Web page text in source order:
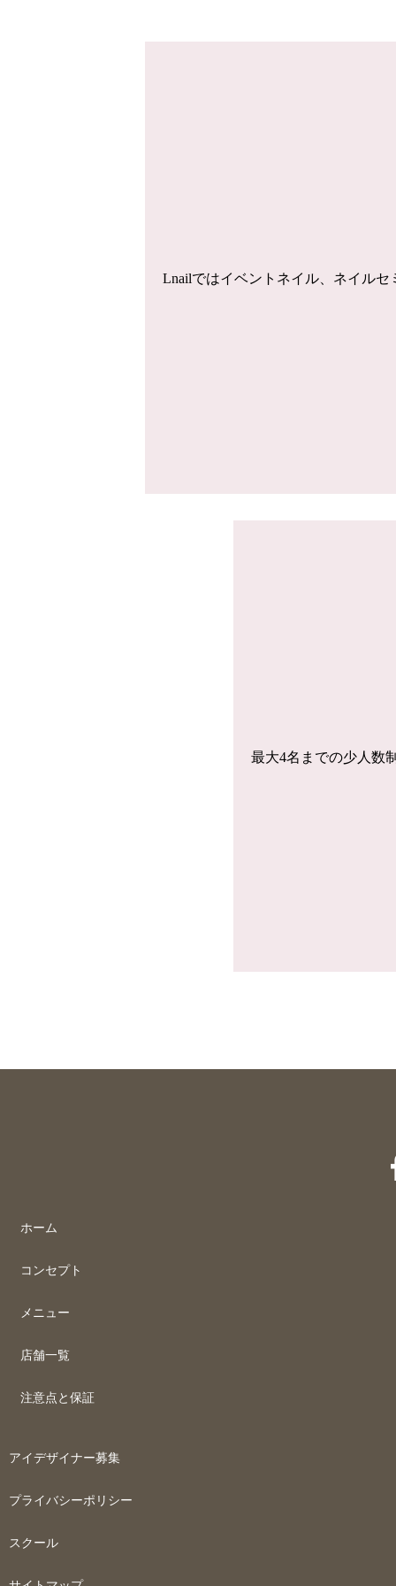
Lnailではイベントネイル、ネイル
最大4名までの少人数
ホーム
コンセプト
メニュー
店舗一覧
注意点と保証
アイデザイナー募集
プライバシーポリシー
スクール